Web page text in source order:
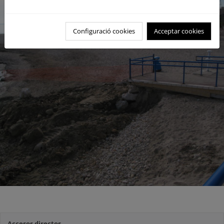
Configuració cookies Acceptar cookies